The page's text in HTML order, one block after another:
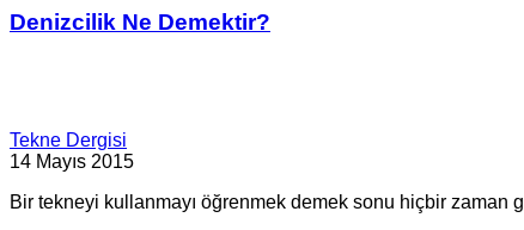
Denizcilik Ne Demektir?
Tekne Dergisi
14 Mayıs 2015
Bir tekneyi kullanmayı öğrenmek demek sonu hiçbir zaman